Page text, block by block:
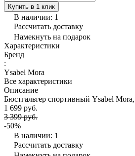
Купить в 1 клик
В наличии: 1
Рассчитать доставку
Намекнуть на подарок
Характеристики
Бренд
:
Ysabel Mora
Все характеристики
Описание
Бюстгальтер спортивный Ysabel
1 699 руб.
3 399 руб.
-50%
В наличии: 1
Рассчитать доставку